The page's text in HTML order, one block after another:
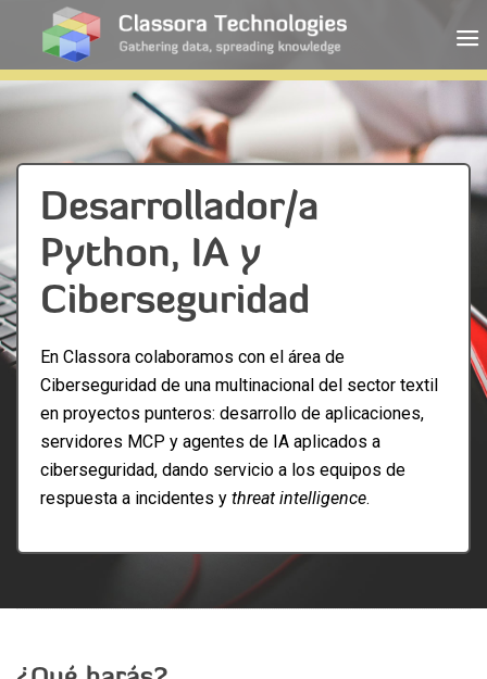
Desarrollador/a
Python, IA y
Ciberseguridad
En Classora colaboramos con el área de
Ciberseguridad de una multinacional del sector textil
en proyectos punteros: desarrollo de aplicaciones,
servidores MCP y agentes de IA aplicados a
ciberseguridad, dando servicio a los equipos de
respuesta a incidentes y threat intelligence.